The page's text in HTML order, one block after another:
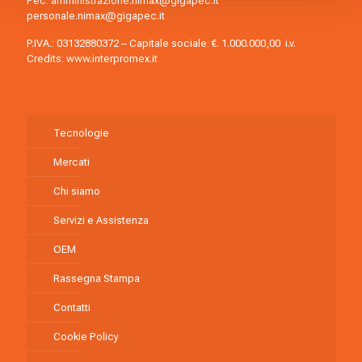
personale.nimax@gigapec.it
P.IVA.: 03132880372 – Capitale sociale: €. 1.000.000,00 i.v.
Credits: www.interpromex.it
Tecnologie
Mercati
Chi siamo
Servizi e Assistenza
OEM
Rassegna Stampa
Contatti
Cookie Policy